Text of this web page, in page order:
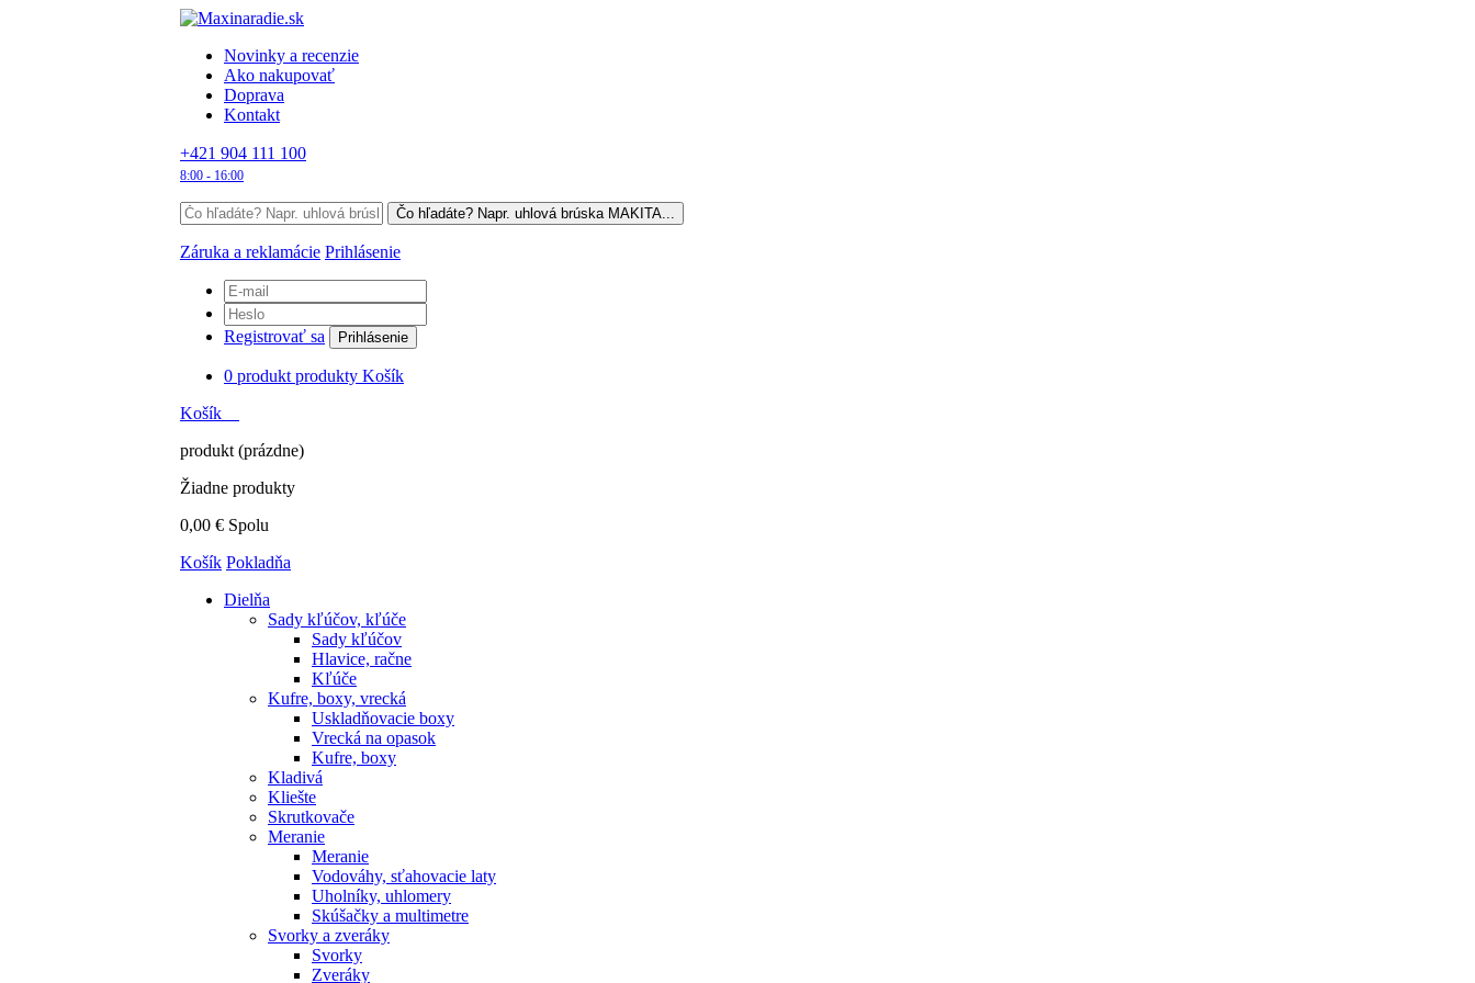
Novinky a recenzie
Ako nakupovať
Doprava
Kontakt
+421 904 111 100
8:00 - 16:00
Záruka a reklamácie Prihlásenie
Registrovať sa Prihlásenie
0 produkt produkty Košík
Košík
produkt (prázdne)
Žiadne produkty
0,00 € Spolu
Košík Pokladňa
Dielňa
Sady kľúčov, kľúče
Sady kľúčov
Hlavice, račne
Kľúče
Kufre, boxy, vrecká
Uskladňovacie boxy
Vrecká na opasok
Kufre, boxy
Kladivá
Kliešte
Skrutkovače
Meranie
Meranie
Vodováhy, sťahovacie laty
Uholníky, uhlomery
Skúšačky a multimetre
Svorky a zveráky
Svorky
Zveráky